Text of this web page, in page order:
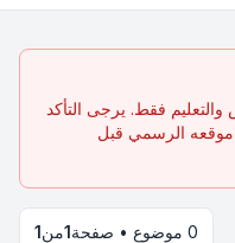
فقط. يرجى التأكد
موقعه الرسمي قبل
0 موضوع • صفحة 1من1